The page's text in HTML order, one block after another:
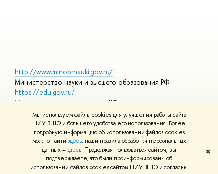
Мы используем файлы cookies для улучшения работы сайта
НИУ ВШЭ и большего удобства его использования. Более
подробную информацию об использовании файлов cookies
можно найти здесь, наши правила обработки персональных
данных –здесь. Продолжая пользоваться сайтом, вы
подтверждаете, что были проинформированы об
использовании файлов cookies сайтом НИУ ВШЭ и согласны
✖
http://www.minobrnauki.gov.ru/
Министерство науки и высшего образования РФ
https://edu.gov.ru/
Министерство просвещения РФ
https://elearning.hse.ru/mooc
Массовые открытые онлайн-курсы
© НИУ ВШЭ 1993–2026 Адреса и контактыУсловия
использования материалов Политика конфиденциальности